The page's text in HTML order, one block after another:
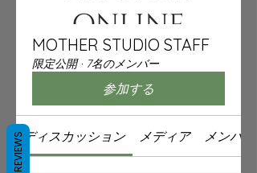
MOTHER STUDIO STAFF
限定公開 · 7名のメンバー
参加する
ディスカッション メディア メンバー
REVIEWS